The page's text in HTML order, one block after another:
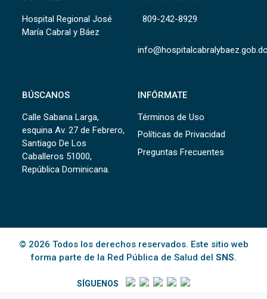
Hospital Regional José
María Cabral y Báez
809-242-8929
BÚSCANOS
Calle Sabana Larga,
esquina Av. 27 de Febrero,
Santiago De Los
Caballeros 51000,
República Dominicana.
INFÓRMATE
Términos de Uso
Políticas de Privacidad
Preguntas Frecuentes
© 2026 Todos los derechos reservados. Este sitio web
forma parte de la Red Pública de Salud del SNS.
SÍGUENOS